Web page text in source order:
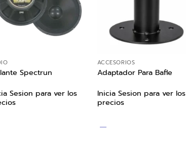
Spectrun
Sesion para ver los
ACCESORIOS
Adaptador Para Bafle
Inicia Sesion para ver los
precios